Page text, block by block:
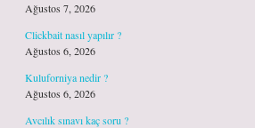
Ağustos 7, 2026
Clickbait nasıl yapılır ?
Ağustos 6, 2026
Kuluforniya nedir ?
Ağustos 6, 2026
Avcılık sınavı kaç soru ?